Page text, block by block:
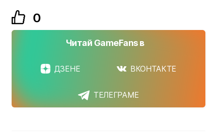
0
Читай GameFans в
ДЗЕНЕ ВКОНТАКТЕ
ТЕЛЕГРАМЕ